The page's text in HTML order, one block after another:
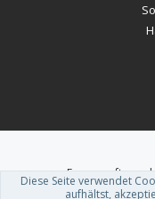
Forum software
Theme
Diese Seite verwendet
aufhältst,